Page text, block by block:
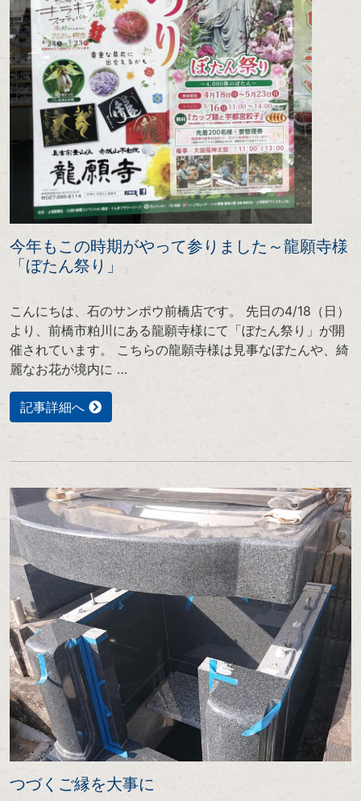
今年もこの時期がやって参りました～龍願寺様
「ぼたん祭り」
こんにちは、石のサンポウ前橋店です。 先日の4/18（日）
より、前橋市粕川にある龍願寺様にて「ぼたん祭り」が開
催されています。 こちらの龍願寺様は見事なぼたんや、綺
麗なお花が境内に …
記事詳細へ
つづくご縁を大事に